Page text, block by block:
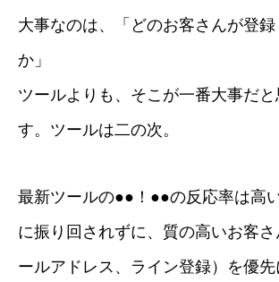
大事なのは、「どのお客さんが登
か」
ツールよりも、そこが一番大事だと
す。ツールは二の次。
最新ツールの●●！●●の反応率は高
に振り回されずに、質の高いお客さ
ールアドレス、ライン登録）を優